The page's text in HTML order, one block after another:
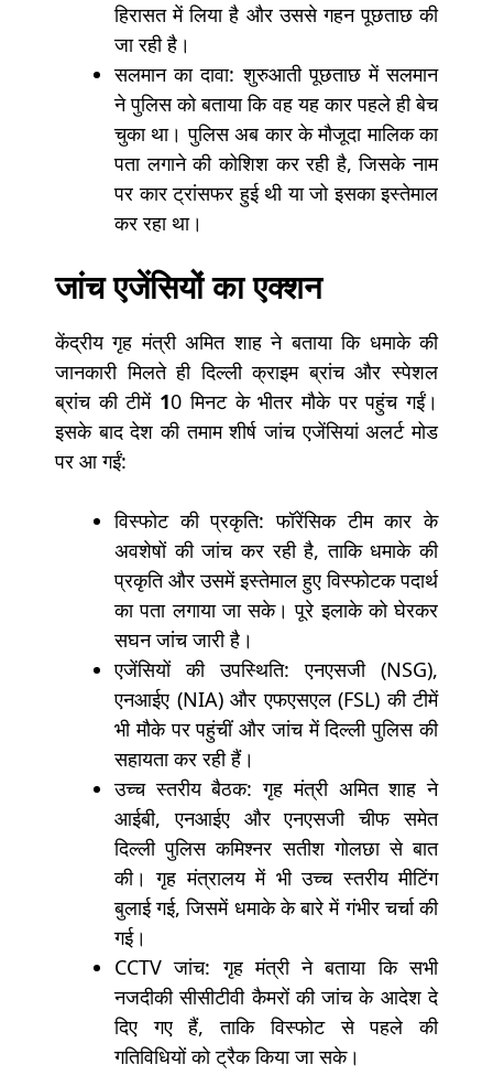
हिरासत में लिया है और उससे गहन पूछताछ की
जा रही है।
सलमान का दावा: शुरुआती पूछताछ में सलमान
ने पुलिस को बताया कि वह यह कार पहले ही बेच
चुका था। पुलिस अब कार के मौजूदा मालिक का
पता लगाने की कोशिश कर रही है, जिसके नाम
पर कार ट्रांसफर हुई थी या जो इसका इस्तेमाल
कर रहा था।
जांच एजेंसियों का एक्शन
केंद्रीय गृह मंत्री अमित शाह ने बताया कि धमाके की
जानकारी मिलते ही दिल्ली क्राइम ब्रांच और स्पेशल
ब्रांच की टीमें 10 मिनट के भीतर मौके पर पहुंच गईं।
इसके बाद देश की तमाम शीर्ष जांच एजेंसियां अलर्ट मोड
पर आ गईं:
विस्फोट की प्रकृति: फॉरेंसिक टीम कार के
अवशेषों की जांच कर रही है, ताकि धमाके की
प्रकृति और उसमें इस्तेमाल हुए विस्फोटक पदार्थ
का पता लगाया जा सके। पूरे इलाके को घेरकर
सघन जांच जारी है।
एजेंसियों की उपस्थिति: एनएसजी (NSG),
एनआईए (NIA) और एफएसएल (FSL) की टीमें
भी मौके पर पहुंचीं और जांच में दिल्ली पुलिस की
सहायता कर रही हैं।
उच्च स्तरीय बैठक: गृह मंत्री अमित शाह ने
आईबी, एनआईए और एनएसजी चीफ समेत
दिल्ली पुलिस कमिश्नर सतीश गोलछा से बात
की। गृह मंत्रालय में भी उच्च स्तरीय मीटिंग
बुलाई गई, जिसमें धमाके के बारे में गंभीर चर्चा की
गई।
CCTV जांच: गृह मंत्री ने बताया कि सभी
नजदीकी सीसीटीवी कैमरों की जांच के आदेश दे
दिए गए हैं, ताकि विस्फोट से पहले की
गतिविधियों को ट्रैक किया जा सके।